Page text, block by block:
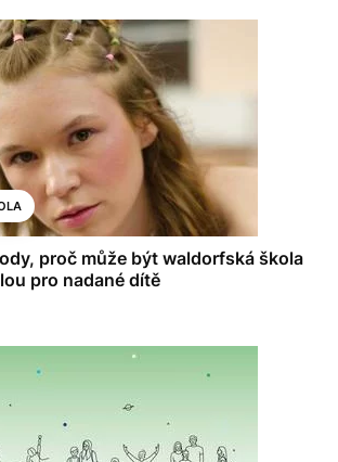
proč může být waldorfská škola
pro nadané dítě